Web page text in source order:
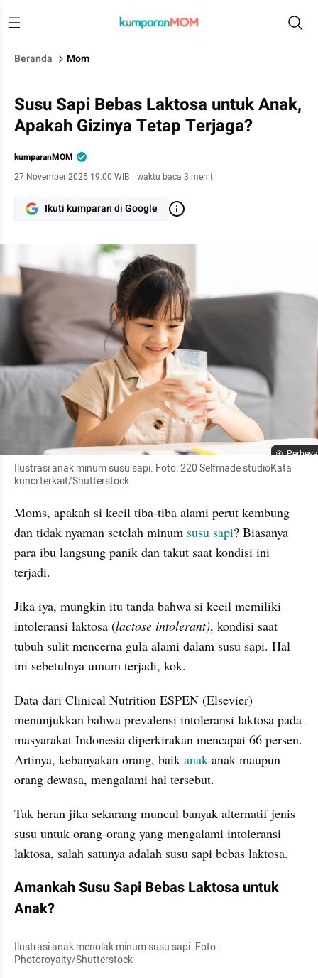
Beranda Mom
Susu Sapi Bebas Laktosa untuk Anak,
Apakah Gizinya Tetap Terjaga?
kumparanMOM
27 November 2025 19:00 WIB · waktu baca 3 menit
Ikuti kumparan di Google
Ilustrasi anak minum susu sapi. Foto: 220 Selfmade studioKata
kunci terkait/Shutterstock
Moms, apakah si kecil tiba-tiba alami perut kembung
dan tidak nyaman setelah minum susu sapi? Biasanya
para ibu langsung panik dan takut saat kondisi ini
terjadi.
Jika iya, mungkin itu tanda bahwa si kecil memiliki
intoleransi laktosa (lactose intolerant), kondisi saat
tubuh sulit mencerna gula alami dalam susu sapi. Hal
ini sebetulnya umum terjadi, kok.
Data dari Clinical Nutrition ESPEN (Elsevier)
menunjukkan bahwa prevalensi intoleransi laktosa pada
masyarakat Indonesia diperkirakan mencapai 66 persen.
Artinya, kebanyakan orang, baik anak-anak maupun
orang dewasa, mengalami hal tersebut.
Tak heran jika sekarang muncul banyak alternatif jenis
susu untuk orang-orang yang mengalami intoleransi
laktosa, salah satunya adalah susu sapi bebas laktosa.
Amankah Susu Sapi Bebas Laktosa untuk
Anak?
Ilustrasi anak menolak minum susu sapi. Foto:
Photoroyalty/Shutterstock